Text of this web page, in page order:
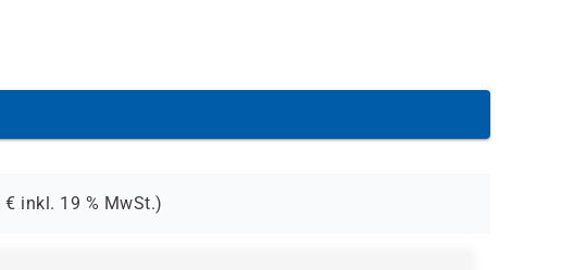
€ inkl. 19 % MwSt.)